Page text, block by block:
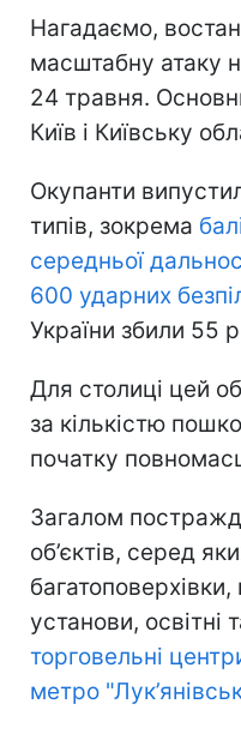
Нагадаємо,
масштабну атаку
24 травня.
Київ і Київську
Окупанти
типів, зокрема
середньої
600 ударних
України збили 55
Для столиці цей
за кількістю
початку
Загалом
об’єктів, серед
установи, освітні
торговельні
метро